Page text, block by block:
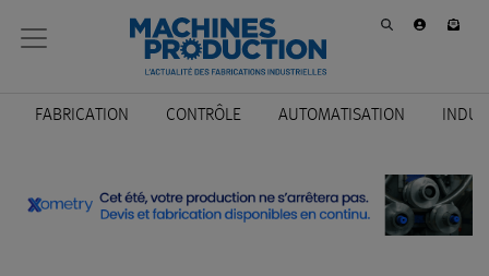
FABRICATION CONTRÔLE AUTOMATISATION